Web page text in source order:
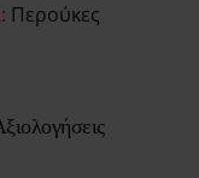
Περούκες